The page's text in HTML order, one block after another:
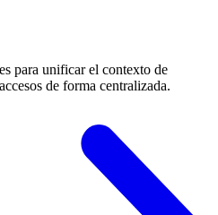
para unificar el contexto de
de forma centralizada.